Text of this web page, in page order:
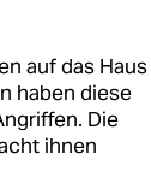
auf das Haus
haben diese
Die
ihnen